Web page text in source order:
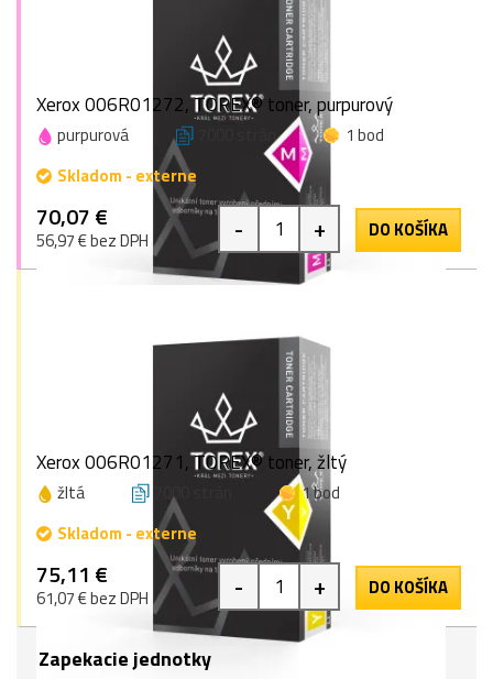
Xerox 006R01272, TOREX® toner, purpurový
purpurová 7000 strán
1 bod
Skladom - externe
70,07 €
56,97 € bez DPH - + DO KOŠÍKA
Xerox 006R01271, TOREX® toner, žltý
žltá 7000 strán
1 bod
Skladom - externe
75,11 €
61,07 € bez DPH - + DO KOŠÍKA
Zapekacie jednotky